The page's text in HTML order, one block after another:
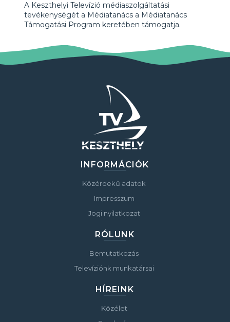
A Keszthelyi Televízió médiaszolgáltatási
tevékenységét a Médiatanács a Médiatanács
Támogatási Program keretében támogatja.
INFORMÁCIÓK
Közérdekű adatok
Impresszum
Jogi nyilatkozat
RÓLUNK
Bemutatkozás
Televíziónk munkatársai
HÍREINK
Közélet